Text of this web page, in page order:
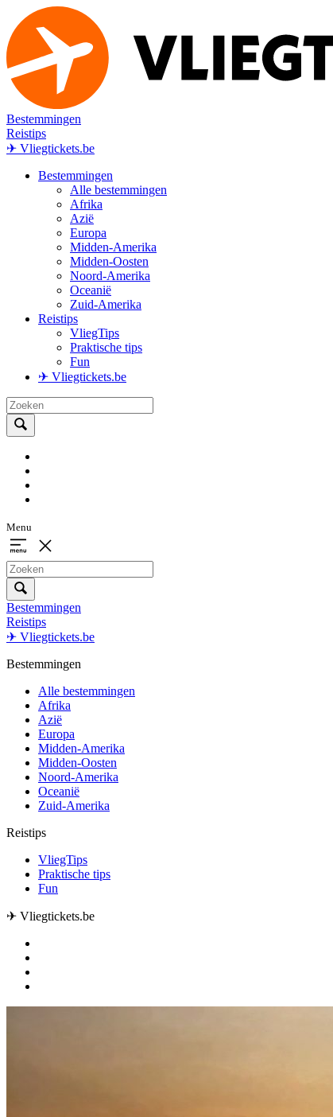
Bestemmingen
Reistips
✈ Vliegtickets.be
Bestemmingen
Alle bestemmingen
Afrika
Azië
Europa
Midden-Amerika
Midden-Oosten
Noord-Amerika
Oceanië
Zuid-Amerika
Reistips
VliegTips
Praktische tips
Fun
✈ Vliegtickets.be
Menu
Bestemmingen
Reistips
✈ Vliegtickets.be
Bestemmingen
Alle bestemmingen
Afrika
Azië
Europa
Midden-Amerika
Midden-Oosten
Noord-Amerika
Oceanië
Zuid-Amerika
Reistips
VliegTips
Praktische tips
Fun
✈ Vliegtickets.be